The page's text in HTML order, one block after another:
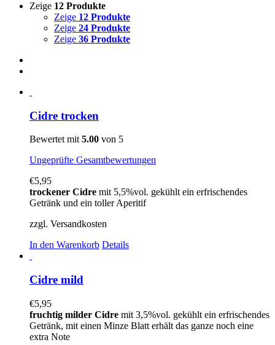
Zeige 12 Produkte
Zeige 12 Produkte
Zeige 24 Produkte
Zeige 36 Produkte
Cidre trocken
Bewertet mit5.00 von 5
Ungeprüfte Gesamtbewertungen
€5,95
trockener Cidre mit 5,5%vol. gekühlt ein erfrischendes
Getränk und ein toller Aperitif
zzgl. Versandkosten
In den Warenkorb Details
Cidre mild
€5,95
fruchtig milder Cidre mit 3,5%vol. gekühlt ein erfrischendes
Getränk, mit einen Minze Blatt erhält das ganze noch eine
extra Note